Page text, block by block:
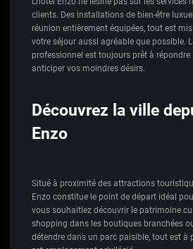
clients. Des installations de bien-être
réunion entièrement équipées, tout est
votre séjour aussi agréable que possible.
professionnel est toujours prêt à répondre
anticiper vos moindres désirs.
Découvrez la ville
Enzo
Situé à proximité des attractions
Enzo constitue le point de départ idéal
vous souhaitiez découvrir le patrimoine
shopping dans les boutiques branchées
détendre dans un parc paisible, tout est à